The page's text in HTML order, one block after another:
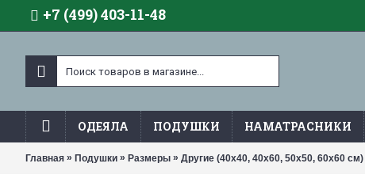
+7 (499) 403-11-48
ОДЕЯЛА ПОДУШКИ НАМАТРАСНИКИ
Главная » Подушки » Размеры » Другие (40х40, 40х60, 50х50, 60х60 см)